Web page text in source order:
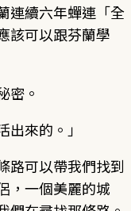
連續六年蟬連「全
該可以跟芬蘭學
密。
來的。」
路可以帶我們找到
，一個美麗的城